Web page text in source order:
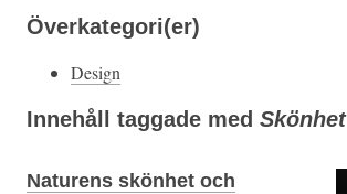
Överkategori(er)
Design
Innehåll taggade med Skönhet
Naturens skönhet och